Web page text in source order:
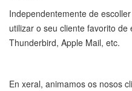
Independentemente de
utilizar o seu cliente favorito de
Thunderbird, Apple Mail, etc.
En xeral, animamos os nosos